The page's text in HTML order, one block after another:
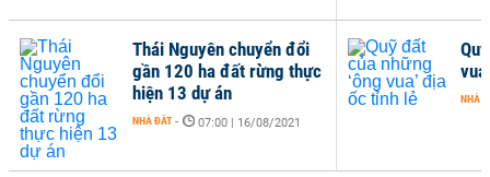
NHÀ
Thái Nguyên chuyển đổi
gần 120 ha đất rừng thực
hiện 13 dự án
NHÀ ĐẤT - 07:00 | 16/08/2021